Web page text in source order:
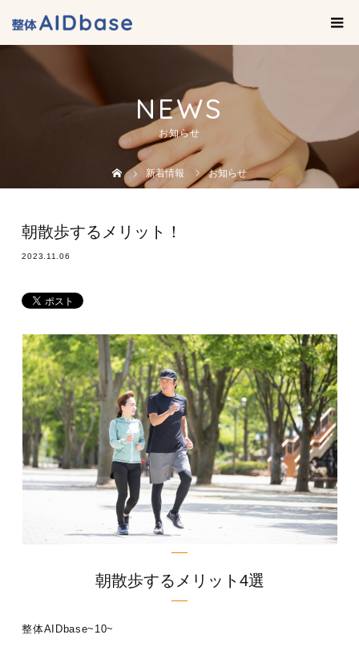
NEWS
お知らせ
新着情報 お知らせ
朝散歩するメリット！
2023.11.06
朝散歩するメリット4選
整体AIDbase~10~